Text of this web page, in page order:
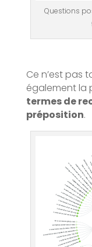
Questions
Ce n’est pas
également la
termes de
préposition.